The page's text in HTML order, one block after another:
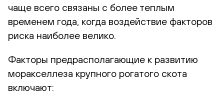
чаще всего связаны с более теплым
временем года, когда воздействие факторов
риска наиболее велико.
Факторы предрасполагающие к развитию
моракселлеза крупного рогатого скота
включают: